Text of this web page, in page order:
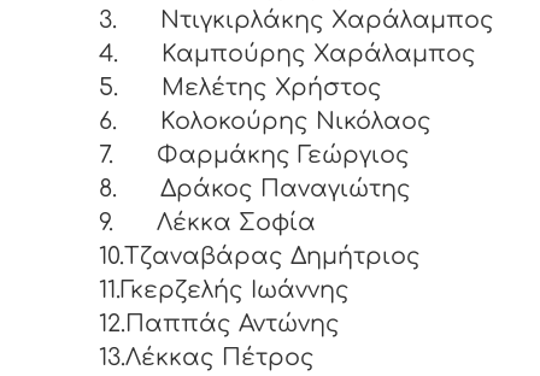
3.
Ντιγκιρλάκης Χαράλαμπος
4.
Καμπούρης Χαράλαμπος
5.
Μελέτης Χρήστος
6.
Κολοκούρης Νικόλαος
7.
Φαρμάκης Γεώργιος
8.
Δράκος Παναγιώτης
9.
Λέκκα Σοφία
10.Τζαναβάρας Δημήτριος
11.Γκερζελής Ιωάννης
12.Παππάς Αντώνης
13.Λέκκας Πέτρος